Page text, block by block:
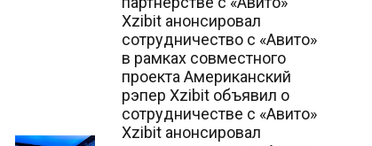
Xzibit анонсировал
сотрудничество с «Авито»
в рамках совместного
проекта Американский
рэпер Xzibit объявил о
сотрудничестве с «Авито»
Xzibit анонсировал